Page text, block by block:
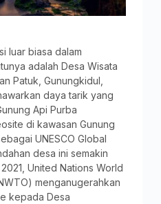
luar biasa dalam
adalah Desa Wisata
Patuk, Gunungkidul,
daya tarik yang
Api Purba
di kawasan Gunung
UNESCO Global
desa ini semakin
United Nations World
menganugerahkan
kepada Desa